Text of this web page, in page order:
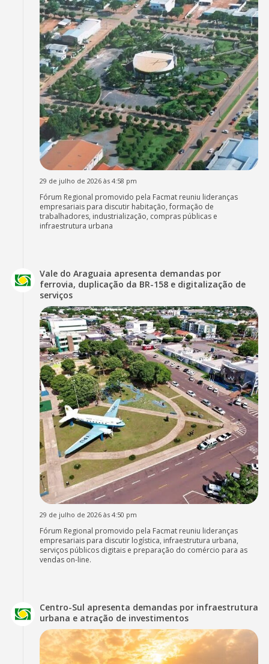
29 de julho de 2026 às 4:58 pm
Fórum Regional promovido pela Facmat reuniu lideranças
empresariais para discutir habitação, formação de
trabalhadores, industrialização, compras públicas e
infraestrutura urbana
Vale do Araguaia apresenta demandas por
ferrovia, duplicação da BR-158 e digitalização de
serviços
29 de julho de 2026 às 4:50 pm
Fórum Regional promovido pela Facmat reuniu lideranças
empresariais para discutir logística, infraestrutura urbana,
serviços públicos digitais e preparação do comércio para as
vendas on-line.
Centro-Sul apresenta demandas por infraestrutura
urbana e atração de investimentos